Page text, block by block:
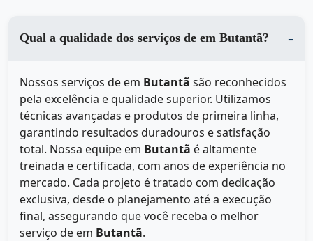
Qual a qualidade dos serviços de em Butantã?
Nossos serviços de em Butantã são reconhecidos
pela excelência e qualidade superior. Utilizamos
técnicas avançadas e produtos de primeira linha,
garantindo resultados duradouros e satisfação
total. Nossa equipe em Butantã é altamente
treinada e certificada, com anos de experiência no
mercado. Cada projeto é tratado com dedicação
exclusiva, desde o planejamento até a execução
final, assegurando que você receba o melhor
serviço de em Butantã.